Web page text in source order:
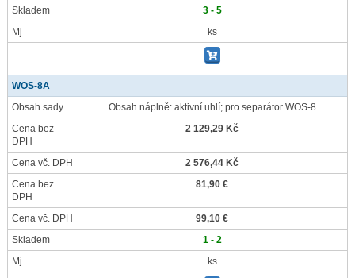
Skladem
3 - 5
Mj
ks
WOS-8A
Obsah sady
Obsah náplně: aktivní uhlí; pro separátor WOS-8
Cena bez
DPH
2 129,29 Kč
Cena vč. DPH
2 576,44 Kč
Cena bez
DPH
81,90 €
Cena vč. DPH
99,10 €
Skladem
1 - 2
Mj
ks